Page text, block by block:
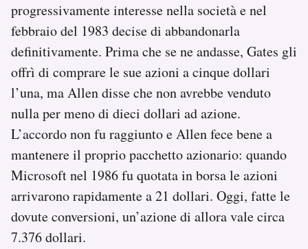
progressivamente interesse nella società e nel
febbraio del 1983 decise di abbandonarla
definitivamente. Prima che se ne andasse, Gates gli
offrì di comprare le sue azioni a cinque dollari
l’una, ma Allen disse che non avrebbe venduto
nulla per meno di dieci dollari ad azione.
L’accordo non fu raggiunto e Allen fece bene a
mantenere il proprio pacchetto azionario: quando
Microsoft nel 1986 fu quotata in borsa le azioni
arrivarono rapidamente a 21 dollari. Oggi, fatte le
dovute conversioni, un’azione di allora vale circa
7.376 dollari.